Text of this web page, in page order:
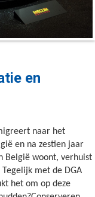
en
naar het
en na zestien jaar
België woont, verhuist
met de DGA
het om op deze